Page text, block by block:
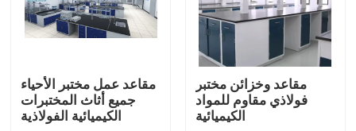
منزل
حول بنا
مقاعد عمل مختبر الأحياء
جميع أثاث المختبرات
الكيميائية الفولاذية
مقاعد وخزائن مختبر
فولاذي مقاوم للمواد
الكيميائية